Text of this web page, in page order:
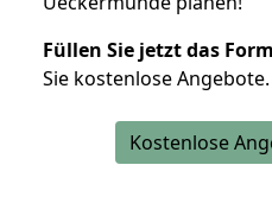
Füllen Sie jetzt das
Sie kostenlose Angebote.
Kostenlose